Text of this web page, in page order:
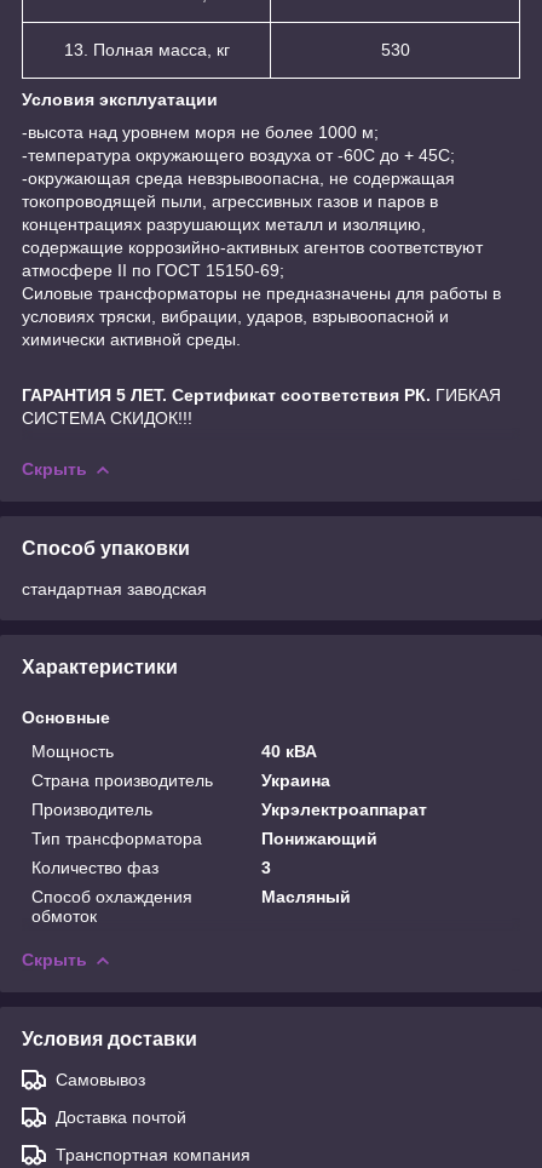
13. Полная масса, кг 530
Условия эксплуатации
-высота над уровнем моря не более 1000 м;
-температура окружающего воздуха от -60С до + 45С;
-окружающая среда невзрывоопасна, не содержащая
токопроводящей пыли, агрессивных газов и паров в
концентрациях разрушающих металл и изоляцию,
содержащие коррозийно-активных агентов соответствуют
атмосфере II по ГОСТ 15150-69;
Силовые трансформаторы не предназначены для работы в
условиях тряски, вибрации, ударов, взрывоопасной и
химически активной среды.
ГАРАНТИЯ 5 ЛЕТ. Сертификат соответствия РК. ГИБКАЯ
СИСТЕМА СКИДОК!!!
Скрыть
Способ упаковки
стандартная заводская
Характеристики
Основные
Мощность
40 кВА
Страна производитель
Украина
Производитель
Укрэлектроаппарат
Тип трансформатора
Понижающий
Количество фаз
3
Способ охлаждения
обмоток
Масляный
Скрыть
Условия доставки
Самовывоз
Доставка почтой
Транспортная компания